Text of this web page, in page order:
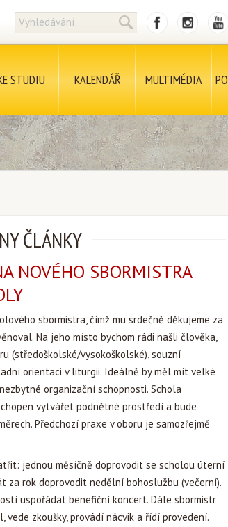
STUDIU KALENDÁŘ MULTIMÉDIA
ČLÁNKY
NOVÉHO SBORMISTRA
sbormistra, čímž mu srdečně děkujeme za
Na jeho místo bychom rádi našli člověka,
(středoškolské/vysokoškolské), souzní
orientaci v liturgii. Ideálně by měl mít velké
organizační schopnosti. Schola
vytvářet podnětné prostředí a bude
Předchozí praxe v oboru je samozřejmě
jednou měsíčně doprovodit se scholou úterní
za rok doprovodit nedělní bohoslužbu (večerní).
uspořádat benefiční koncert. Dále sbormistr
zkoušky, provádí nácvik a řídí provedení.